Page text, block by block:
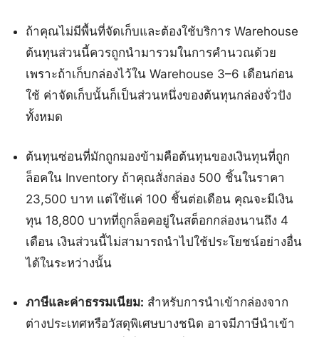
ถ้าคุณไม่มีพื้นที่จัดเก็บและต้องใช้บริการ Warehouse
ต้นทุนส่วนนี้ควรถูกนำมารวมในการคำนวณด้วย
เพราะถ้าเก็บกล่องไว้ใน Warehouse 3–6 เดือนก่อน
ใช้ ค่าจัดเก็บนั้นก็เป็นส่วนหนึ่งของต้นทุนกล่องจั่วปัง
ทั้งหมด
ต้นทุนซ่อนที่มักถูกมองข้ามคือต้นทุนของเงินทุนที่ถูก
ล็อคใน Inventory ถ้าคุณสั่งกล่อง 500 ชิ้นในราคา
23,500 บาท แต่ใช้แค่ 100 ชิ้นต่อเดือน คุณจะมีเงิน
ทุน 18,800 บาทที่ถูกล็อคอยู่ในสต็อกกล่องนานถึง 4
เดือน เงินส่วนนี้ไม่สามารถนำไปใช้ประโยชน์อย่างอื่น
ได้ในระหว่างนั้น
ภาษีและค่าธรรมเนียม: สำหรับการนำเข้ากล่องจาก
ต่างประเทศหรือวัสดุพิเศษบางชนิด อาจมีภาษีนำเข้า